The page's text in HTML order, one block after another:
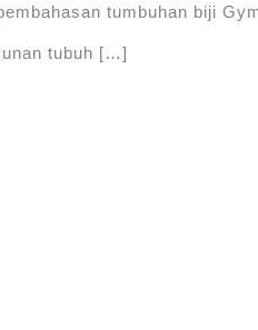
tumbuhan biji
tubuh […]